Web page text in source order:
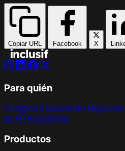
Copiar URL Facebook X
Para quién
Colegios Escuelas de Negocios
de FP Academias
Productos